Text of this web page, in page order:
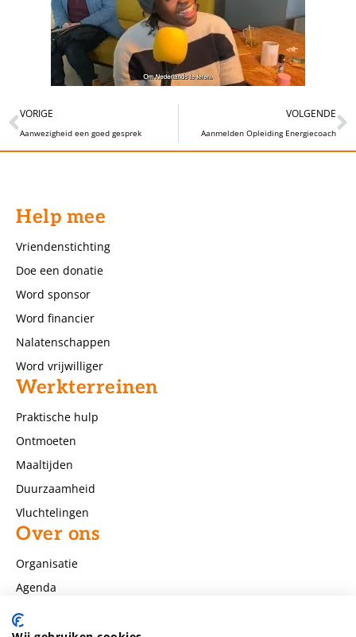
VORIGE
Aanwezigheid een goed gesprek
VOLGENDE
Aanmelden Opleiding Energiecoach
Help mee
Vriendenstichting
Doe een donatie
Word sponsor
Word financier
Nalatenschappen
Word vrijwilliger
Werkterreinen
Praktische hulp
Ontmoeten
Maaltijden
Duurzaamheid
Vluchtelingen
Over ons
Organisatie
Agenda
Nieuws
Contact